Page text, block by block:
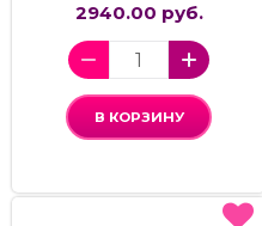
2940.00 руб.
В КОРЗИНУ